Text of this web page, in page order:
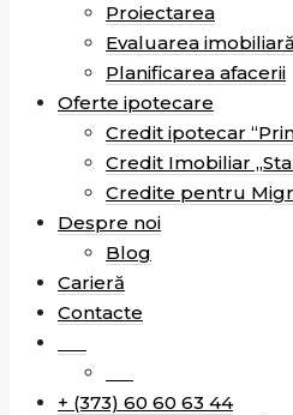
Proiectarea
Evaluarea imobiliară
Planificarea afacerii
Oferte ipotecare
Credit ipotecar
Credit Imobiliar
Credite pentru
Despre noi
Blog
Carieră
Contacte
+ (373) 60 60 63 44